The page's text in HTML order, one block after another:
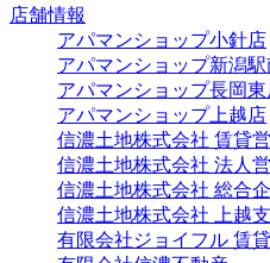
店舗情報
アパマンショップ小針店
アパマンショップ新潟
アパマンショップ長岡東
アパマンショップ上越店
信濃土地株式会社 賃貸
信濃土地株式会社 法人
信濃土地株式会社 総合
信濃土地株式会社 上越
有限会社ジョイフル 賃